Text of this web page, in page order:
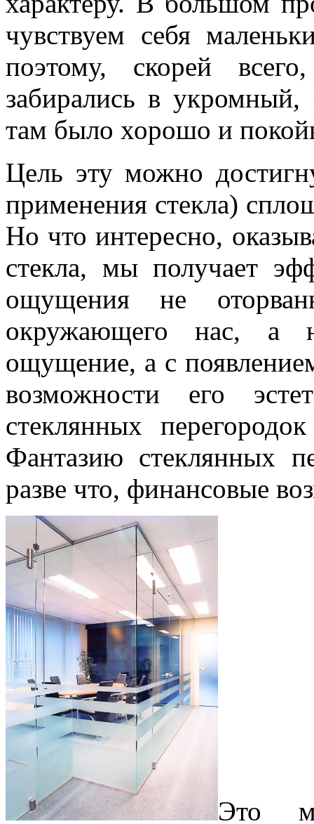
чувствуем себя
поэтому, скорей
забирались в
там было хорошо и
Цель эту можно
применения стекла)
Но что интересно,
стекла, мы получает
ощущения не
окружающего нас, а
ощущение, а с
возможности его
стеклянных
Фантазию стеклянных
разве что, финансовые
Это